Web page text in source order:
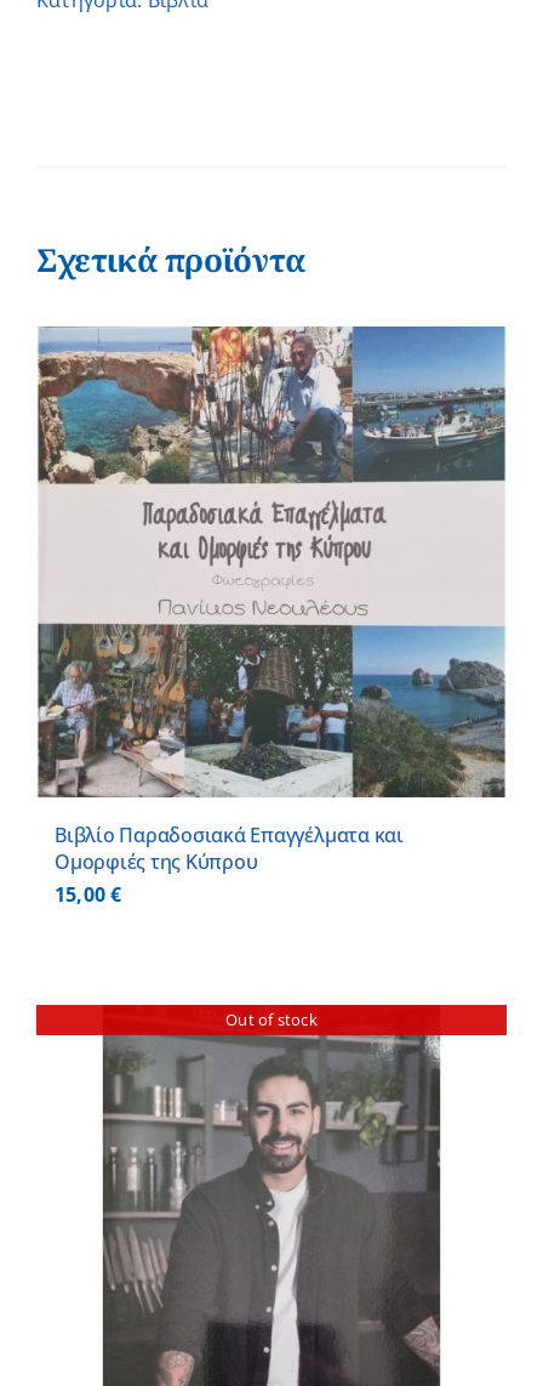
Σχετικά προϊόντα
Βιβλίο Παραδοσιακά Επαγγέλματα και
Ομορφιές της Κύπρου
15,00€
Out of stock